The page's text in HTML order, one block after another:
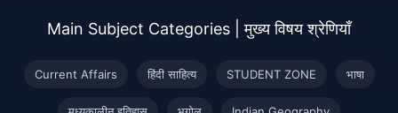
Main Subject Categories | मुख्य विषय श्रेणियाँ
Current Affairs हिंदी साहित्य STUDENT ZONE भाषा